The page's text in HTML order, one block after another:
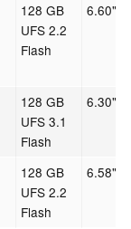
128 GB
UFS 2.2
Flash
6.60"
128 GB
UFS 3.1
Flash
6.30"
128 GB
UFS 2.2
Flash
6.58"